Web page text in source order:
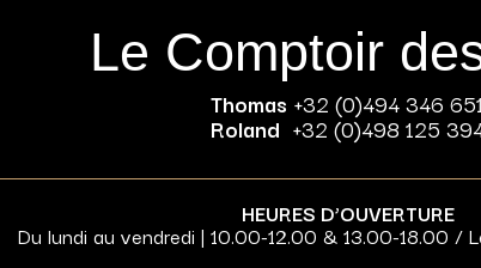
Le Comptoir
Thomas +32 (0)494 346
Roland +32 (0)498 125
HEURES D’OUVERTURE
Du lundi au vendredi | 10.00-12.00 & 13.00-18.00 /